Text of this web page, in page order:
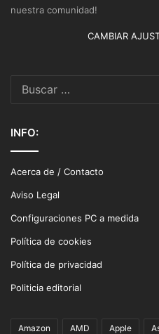
nuestra comunidad!
CAMBIAR
INFO:
Acerca de / Contacto
Aviso Legal
Configuraciones PC a medida
Política de cookies
Política de privacidad
Politicia editorial
Amazon AMD Apple